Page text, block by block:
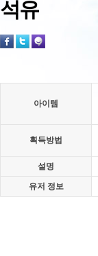
석유
아이템
획득방법
설명
유저 정보